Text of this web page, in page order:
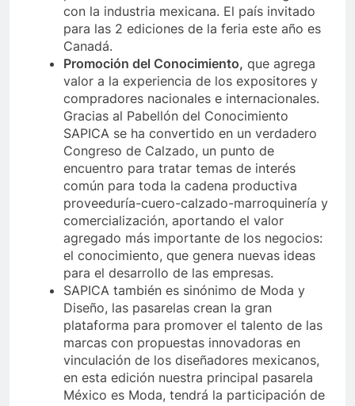
con la industria mexicana. El país invitado
para las 2 ediciones de la feria este año es
Canadá.
Promoción del Conocimiento, que agrega
valor a la experiencia de los expositores y
compradores nacionales e internacionales.
Gracias al Pabellón del Conocimiento
SAPICA se ha convertido en un verdadero
Congreso de Calzado, un punto de
encuentro para tratar temas de interés
común para toda la cadena productiva
proveeduría-cuero-calzado-marroquinería y
comercialización, aportando el valor
agregado más importante de los negocios:
el conocimiento, que genera nuevas ideas
para el desarrollo de las empresas.
SAPICA también es sinónimo de Moda y
Diseño, las pasarelas crean la gran
plataforma para promover el talento de las
marcas con propuestas innovadoras en
vinculación de los diseñadores mexicanos,
en esta edición nuestra principal pasarela
México es Moda, tendrá la participación de